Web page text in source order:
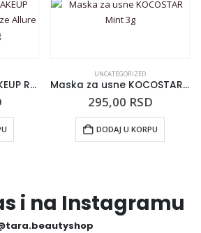
Balzam za usne MAKEUP REVOLUTION Candy Haze Allure Deep Pink 3.2g
UNCATEGORIZED
Maska za usne KOCOSTAR Mint 3g
295,00 RSD
DODAJ U KORPU
i na Instagramu